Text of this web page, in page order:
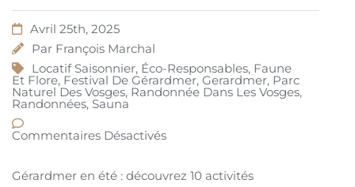
Avril 25th, 2025
Par François Marchal
Locatif Saisonnier, Éco-Responsables, Faune
Et Flore, Festival De Gérardmer, Gerardmer, Parc
Naturel Des Vosges, Randonnée Dans Les Vosges,
Randonnées, Sauna
Commentaires Désactivés
Gérardmer en été : découvrez 10 activités